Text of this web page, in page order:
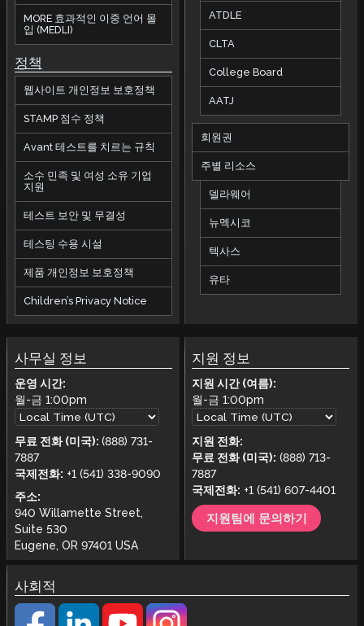
MORE 효과적인 이중 언어 몰
입 (MEDLI)
정책
웹사이트 개인정보 보호정책
STAMP 점수 정책
Avant 테스트를 치르는 규칙
소수 민족 및 여성 소유 기업
지원
테스트 보안 및 무결성
테스팅 수용 시설
제품 개인정보 보호정책
Children’s Privacy Notice
ATDLE
CLTA
College Board
AATJ
회원권
주별 리소스
델라웨어
뉴멕시코
텍사스
유타
사무실 정보
운영 시간:
월-금 1:00pm
무료 전화 (미국): (888) 731-
7887
국제전화: +1 (541) 338-9090
주소:
940 Willamette Street,
Suite 530
Eugene, OR 97401 USA
지원 정보
지원 시간 (여름):
월-금1:00pm
지원 전화:
무료 전화 (미국): (888) 713-
7887
국제전화: +1 (541) 607-4401
지원팀에 문의하기
사회적